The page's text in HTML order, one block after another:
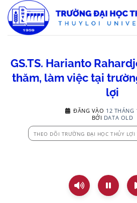
qua
nội
GS.TS. Harianto
thăm, làm việc tại
lợi
ĐĂNG VÀO 12 THÁNG
BỞI DATA OLD
THEO DÕI TRƯỜNG ĐẠI HỌC THỦY LỢI